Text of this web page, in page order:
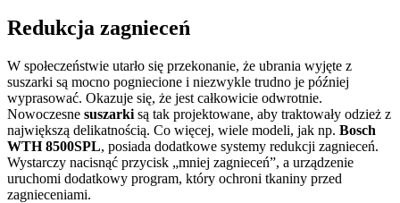
Redukcja zagnieceń
W społeczeństwie utarło się przekonanie, że ubrania wyjęte z
suszarki są mocno pogniecione i niezwykle trudno je później
wyprasować. Okazuje się, że jest całkowicie odwrotnie.
Nowoczesne suszarki są tak projektowane, aby traktowały odzież z
największą delikatnością. Co więcej, wiele modeli, jak np. Bosch
WTH 8500SPL, posiada dodatkowe systemy redukcji zagnieceń.
Wystarczy nacisnąć przycisk „mniej zagnieceń”, a urządzenie
uruchomi dodatkowy program, który ochroni tkaniny przed
zagnieceniami.